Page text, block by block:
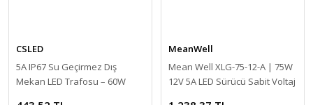
CSLED
5A IP67 Su Geçirmez Dış
Mekan LED Trafosu – 60W
MeanWell
Mean Well XLG-75-12-A | 75W
12V 5A LED Sürücü Sabit Voltaj